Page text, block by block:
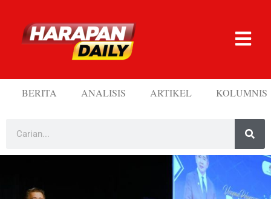
BERITA ANALISIS ARTIKEL KOLUMNIS